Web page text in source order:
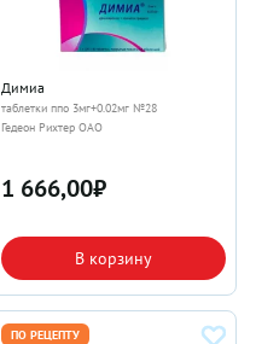
Димиа
таблетки ппо 3мг+0.02мг №28
Гедеон Рихтер ОАО
1 666,00₽
В корзину
ПО РЕЦЕПТУ